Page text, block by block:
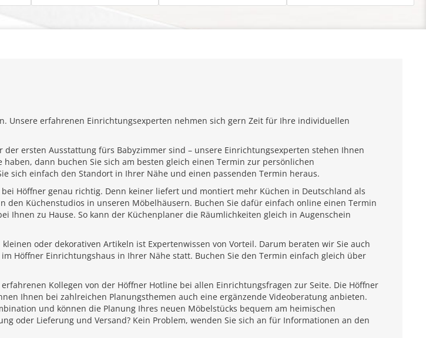
Unsere erfahrenen Einrichtungsexperten nehmen sich gern Zeit für Ihre individuellen
ersten Ausstattung fürs Babyzimmer sind – unsere Einrichtungsexperten stehen Ihnen
dann buchen Sie sich am besten gleich einen Termin zur persönlichen
sich einfach den Standort in Ihrer Nähe und einen passenden Termin heraus.
Höffner genau richtig. Denn keiner liefert und montiert mehr Küchen in Deutschland als
den Küchenstudios in unseren Möbelhäusern. Buchen Sie dafür einfach online einen Termin
zu Hause. So kann der Küchenplaner die Räumlichkeiten gleich in Augenschein
oder dekorativen Artikeln ist Expertenwissen von Vorteil. Darum beraten wir Sie auch
Höffner Einrichtungshaus in Ihrer Nähe statt. Buchen Sie den Termin einfach gleich über
Kollegen von der Höffner Hotline bei allen Einrichtungsfragen zur Seite. Die Höffner
Ihnen bei zahlreichen Planungsthemen auch eine ergänzende Videoberatung anbieten.
und können die Planung Ihres neuen Möbelstücks bequem am heimischen
oder Lieferung und Versand? Kein Problem, wenden Sie sich an für Informationen an den